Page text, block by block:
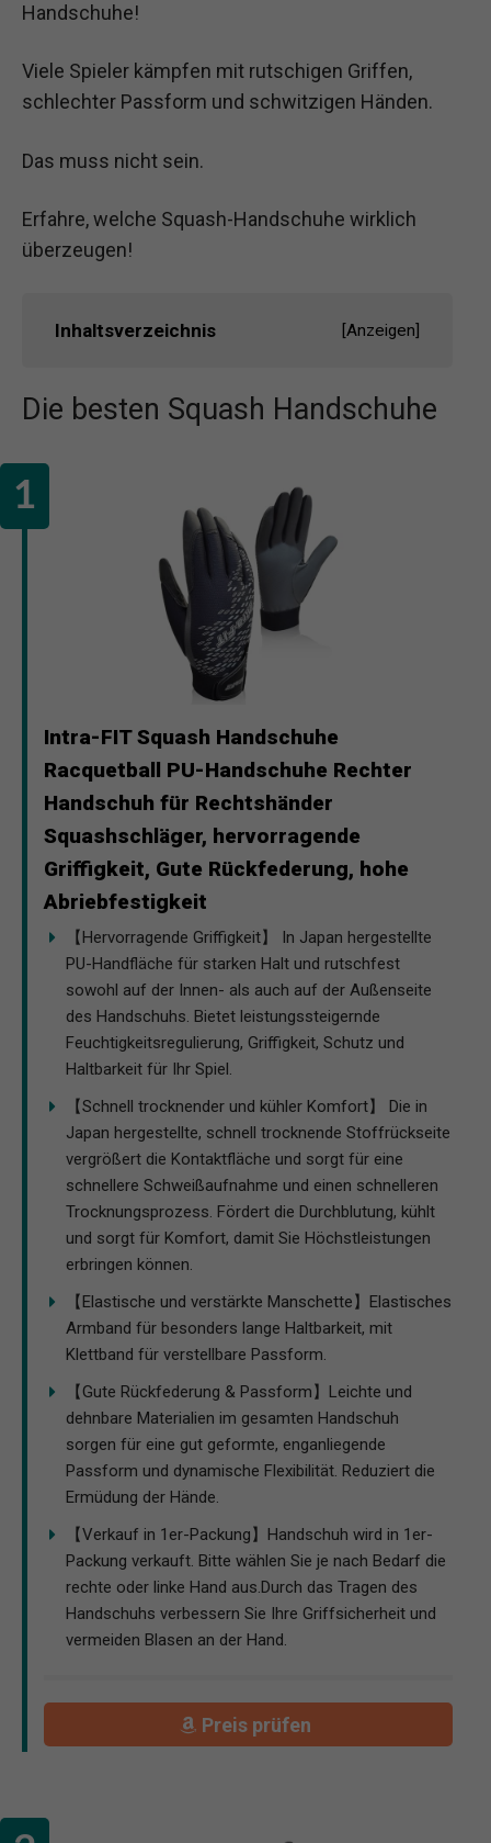
Handschuhe!
Viele Spieler kämpfen mit rutschigen Griffen,
schlechter Passform und schwitzigen Händen.
Das muss nicht sein.
Erfahre, welche Squash-Handschuhe wirklich
überzeugen!
Inhaltsverzeichnis [Anzeigen]
Die besten Squash Handschuhe
Intra-FIT Squash Handschuhe
Racquetball PU-Handschuhe Rechter
Handschuh für Rechtshänder
Squashschläger, hervorragende
Griffigkeit, Gute Rückfederung, hohe
Abriebfestigkeit
【Hervorragende Griffigkeit】 In Japan hergestellte
PU-Handfläche für starken Halt und rutschfest
sowohl auf der Innen- als auch auf der Außenseite
des Handschuhs. Bietet leistungssteigernde
Feuchtigkeitsregulierung, Griffigkeit, Schutz und
Haltbarkeit für Ihr Spiel.
【Schnell trocknender und kühler Komfort】 Die in
Japan hergestellte, schnell trocknende Stoffrückseite
vergrößert die Kontaktfläche und sorgt für eine
schnellere Schweißaufnahme und einen schnelleren
Trocknungsprozess. Fördert die Durchblutung, kühlt
und sorgt für Komfort, damit Sie Höchstleistungen
erbringen können.
【Elastische und verstärkte Manschette】Elastisches
Armband für besonders lange Haltbarkeit, mit
Klettband für verstellbare Passform.
【Gute Rückfederung & Passform】Leichte und
dehnbare Materialien im gesamten Handschuh
sorgen für eine gut geformte, enganliegende
Passform und dynamische Flexibilität. Reduziert die
Ermüdung der Hände.
【Verkauf in 1er-Packung】Handschuh wird in 1er-
Packung verkauft. Bitte wählen Sie je nach Bedarf die
rechte oder linke Hand aus.Durch das Tragen des
Handschuhs verbessern Sie Ihre Griffsicherheit und
vermeiden Blasen an der Hand.
Preis prüfen